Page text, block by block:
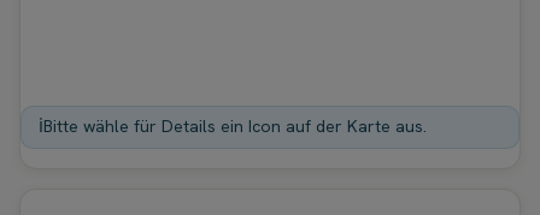
ℹ️Bitte wähle für Details ein Icon auf der Karte aus.